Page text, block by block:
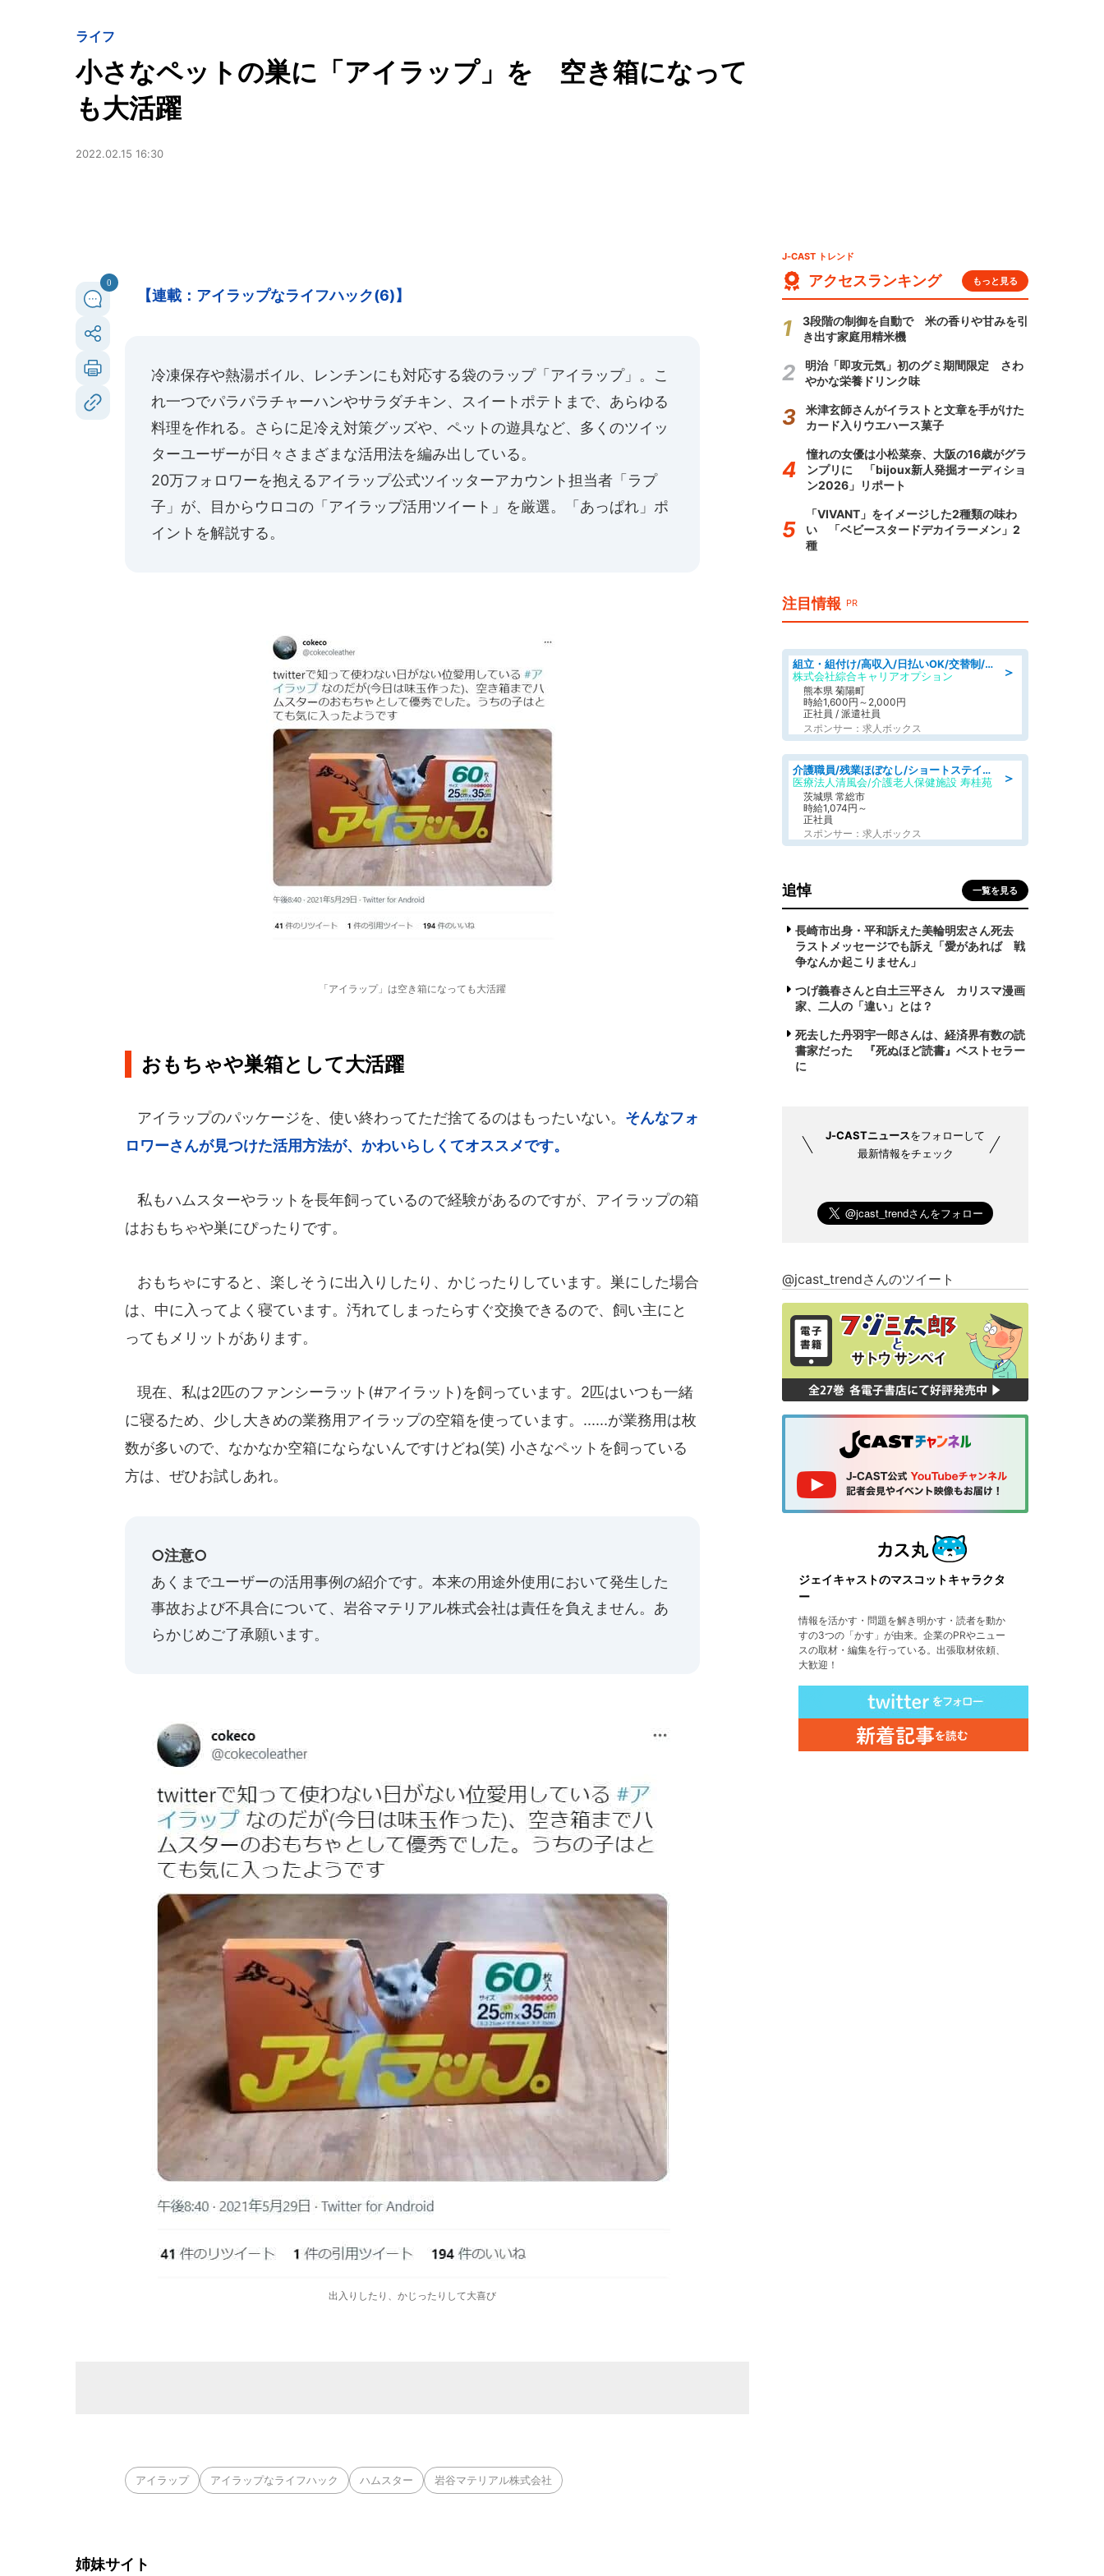
ライフ
小さなペットの巣に「アイラップ」を 空き箱になって
も大活躍
2022.02.15 16:30
0
【連載：アイラップなライフハック(6)】
冷凍保存や熱湯ボイル、レンチンにも対応する袋のラップ「アイラップ」。こ
れ一つでパラパラチャーハンやサラダチキン、スイートポテトまで、あらゆる
料理を作れる。さらに足冷え対策グッズや、ペットの遊具など、多くのツイッ
ターユーザーが日々さまざまな活用法を編み出している。
20万フォロワーを抱えるアイラップ公式ツイッターアカウント担当者「ラプ
子」 が、目からウロコの「アイラップ活用ツイート」を厳選。「あっぱれ」ポ
イントを解説する。
「アイラップ」は空き箱になっても大活躍
おもちゃや巣箱として大活躍
アイラップのパッケージを、使い終わってただ捨てるのはもったいない。 そんなフォ
ロワーさんが見つけた活用方法が、かわいらしくてオススメです。
私もハムスターやラットを長年飼っているので経験があるのですが、アイラップの箱
はおもちゃや巣にぴったりです。
おもちゃにすると、楽しそうに出入りしたり、かじったりしています。巣にした場合
は、中に入ってよく寝ています。汚れてしまったらすぐ交換できるので、飼い主にと
ってもメリットがあります。
現在、私は2匹のファンシーラット(#アイラット)を飼っています。2匹はいつも一緒
に寝るため、少し大きめの業務用アイラップの空箱を使っています。......が業務用は枚
数が多いので、なかなか空箱にならないんですけどね(笑) 小さなペットを飼っている
方は、ぜひお試しあれ。
○注意○
あくまでユーザーの活用事例の紹介です。本来の用途外使用において発生した
事故および不具合について、岩谷マテリアル株式会社は責任を負えません。あ
らかじめご了承願います。
出入りしたり、かじったりして大喜び
アイラップ アイラップなライフハック ハムスター 岩谷マテリアル株式会社
姉妹サイト
J-CAST トレンド
アクセスランキング もっと見る
3段階の制御を自動で 米の香りや甘みを引
き出す家庭用精米機
明治「即攻元気」初のグミ期間限定 さわ
やかな栄養ドリンク味
米津玄師さんがイラストと文章を手がけた
カード入りウエハース菓子
憧れの女優は小松菜奈、大阪の16歳がグラ
ンプリに 「bijoux新人発掘オーディショ
ン2026」リポート
「VIVANT」をイメージした2種類の味わ
い 「ベビースタードデカイラーメン」2
種
注目情報 PR
＞
組立・組付け/高収入/日払いOK/交替制/20・30・40代活躍中/製造 工場
株式会社綜合キャリアオプション
熊本県 菊陽町
時給1,600円～2,000円
正社員 / 派遣社員
スポンサー：求人ボックス
＞
介護職員/残業ほぼなし/ショートステイの介護士/シフト相談可
医療法人清風会/介護老人保健施設 寿桂苑
茨城県 常総市
時給1,074円～
正社員
スポンサー：求人ボックス
追悼 一覧を見る
長崎市出身・平和訴えた美輪明宏さん死去
ラストメッセージでも訴え「愛があれば 戦
争なんか起こりません」
つげ義春さんと白土三平さん カリスマ漫画
家、二人の「違い」とは？
死去した丹羽宇一郎さんは、経済界有数の読
書家だった 『死ぬほど読書』ベストセラー
に
J-CASTニュースをフォローして
最新情報をチェック
@jcast_trendさんのツイート
ジェイキャストのマスコットキャラクタ
ー
情報を活かす・問題を解き明かす・読者を動か
すの3つの「かす」が由来。企業のPRやニュー
スの取材・編集を行っている。出張取材依頼、
大歓迎！